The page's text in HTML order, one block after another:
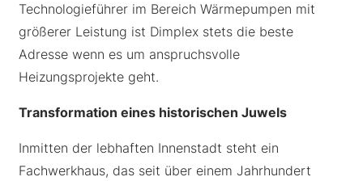
Technologieführer im Bereich Wärmepumpen mit
größerer Leistung ist Dimplex stets die beste
Adresse wenn es um anspruchsvolle
Heizungsprojekte geht.
Transformation eines historischen Juwels
Inmitten der lebhaften Innenstadt steht ein
Fachwerkhaus, das seit über einem Jahrhundert